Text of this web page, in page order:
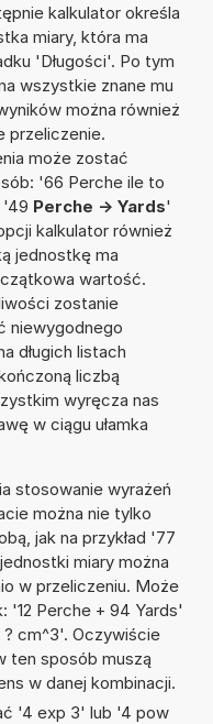
kalkulator określa
miary, która ma
'Długości'. Po tym
wszystkie znane mu
można również
przeliczenie.
może zostać
'66 Perche ile to
'49 Perche -> Yards'
kalkulator również
jednostkę ma
wartość.
zostanie
niewygodnego
długich listach
liczbą
wyręcza nas
w ciągu ułamka
stosowanie wyrażeń
można nie tylko
jak na przykład '77
miary można
w przeliczeniu. Może
'12 Perche + 94 Yards'
cm^3'. Oczywiście
ten sposób muszą
w danej kombinacji.
'4 exp 3' lub '4 pow